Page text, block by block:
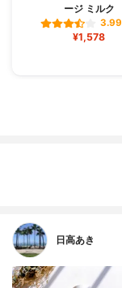
ージ ミルク
3.99
¥1,578
日高あき